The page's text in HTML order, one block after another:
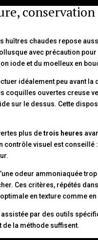
conservation
huîtres chaudes repose
avec précaution
iode et du moelleux en
idéalement peu avant
coquilles ouvertes creuse
sur le dessus. Cette
plus detrois heures
visuel est conseillé
odeur ammoniaquée
Ces critères, répétés
en texture comme
par des outils
de la méthode suffisent.